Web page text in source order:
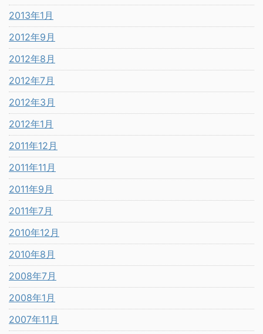
2013年1月
2012年9月
2012年8月
2012年7月
2012年3月
2012年1月
2011年12月
2011年11月
2011年9月
2011年7月
2010年12月
2010年8月
2008年7月
2008年1月
2007年11月